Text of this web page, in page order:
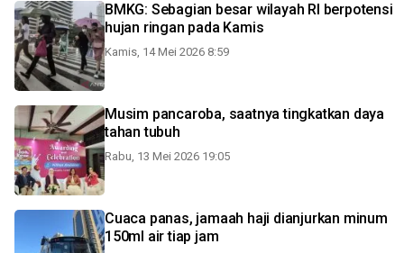
BMKG: Sebagian besar wilayah RI berpotensi
hujan ringan pada Kamis
Kamis, 14 Mei 2026 8:59
Musim pancaroba, saatnya tingkatkan daya
tahan tubuh
Rabu, 13 Mei 2026 19:05
Cuaca panas, jamaah haji dianjurkan minum
150ml air tiap jam